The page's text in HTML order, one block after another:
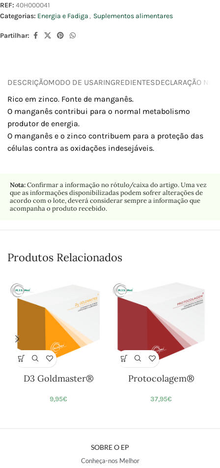
REF: 40H000041
Categorias: Energia e Fadiga , Suplementos alimentares
Partilhar:
DESCRIÇÃOMODO DE USARINGREDIENTESDECLARAÇÃO
Rico em zinco. Fonte de manganês.
O manganês contribui para o normal metabolismo
produtor de energia.
O manganês e o zinco contribuem para a proteção das
células contra as oxidações indesejáveis.
Nota:Confirmar a informação no rótulo/caixa do artigo. Uma vez
que as informações disponibilizadas podem sofrer alterações de
acordo com o lote, deverá considerar sempre a informação que
acompanha o produto recebido.
Produtos Relacionados
D3 Goldmaster®
9,95€
Protocolagem®
37,95€
SOBRE O EP
Conheça-nos Melhor